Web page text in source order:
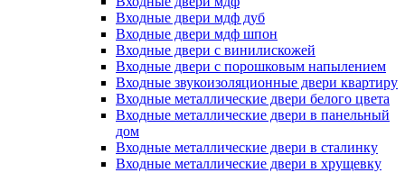
Входные двери мдф дуб
Входные двери мдф шпон
Входные двери с винилискожей
Входные двери с порошковым напылением
Входные звукоизоляционные двери квартиру
Входные металлические двери белого цвета
Входные металлические двери в панельный
дом
Входные металлические двери в сталинку
Входные металлические двери в хрущевку